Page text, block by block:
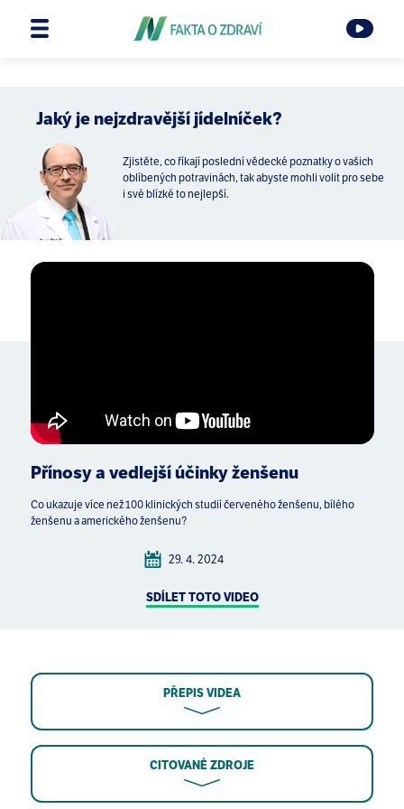
Jaký je nejzdravější jídelníček?
Zjistěte, co říkají poslední vědecké poznatky o vašich
oblíbených potravinách, tak abyste mohli volit pro sebe
i své blízké to nejlepší.
Přínosy a vedlejší účinky ženšenu
Co ukazuje více než 100 klinických studií červeného ženšenu, bílého
ženšenu a amerického ženšenu?
29. 4. 2024
SDÍLET TOTO VIDEO
PŘEPIS VIDEA
CITOVANÉ ZDROJE